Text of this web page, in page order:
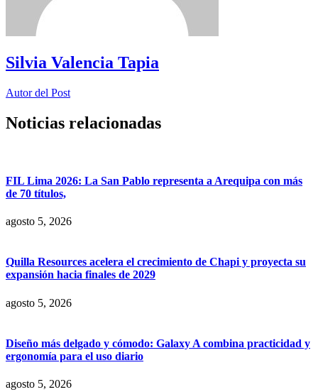
Silvia Valencia Tapia
Autor del Post
Noticias relacionadas
FIL Lima 2026: La San Pablo representa a Arequipa con más
de 70 títulos,
agosto 5, 2026
Quilla Resources acelera el crecimiento de Chapi y proyecta su
expansión hacia finales de 2029
agosto 5, 2026
Diseño más delgado y cómodo: Galaxy A combina practicidad y
ergonomía para el uso diario
agosto 5, 2026